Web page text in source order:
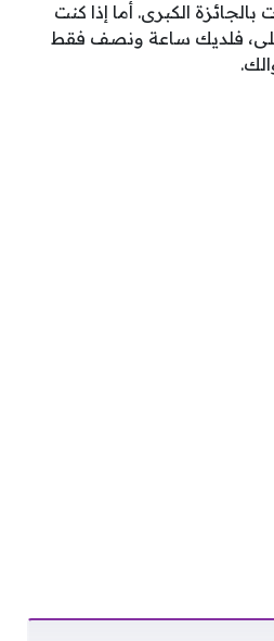
بالجائزة الكبرى. أما إذا كنت
فلديك ساعة ونصف فقط